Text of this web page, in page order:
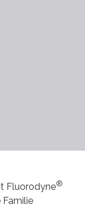
Fluorodyne®
Familie